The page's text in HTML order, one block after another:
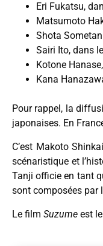
Eri Fukatsu,
Matsumoto
Shota
Sairi Ito, dans
Kotone
Kana
Pour rappel, la
japonaises. En
C’est Makoto
scénaristique et
Tanji officie en tant
sont composées par
Le film Suzume est